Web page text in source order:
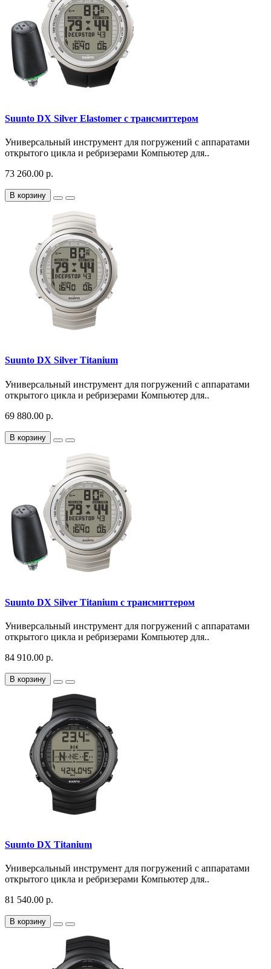
Suunto DX Silver Elastomer с трансмиттером
Универсальный инструмент для погружений с аппаратами
открытого цикла и ребризерами Компьютер для..
73 260.00 р.
В корзину
Suunto DX Silver Titanium
Универсальный инструмент для погружений с аппаратами
открытого цикла и ребризерами Компьютер для..
69 880.00 р.
В корзину
Suunto DX Silver Titanium с трансмиттером
Универсальный инструмент для погружений с аппаратами
открытого цикла и ребризерами Компьютер для..
84 910.00 р.
В корзину
Suunto DX Titanium
Универсальный инструмент для погружений с аппаратами
открытого цикла и ребризерами Компьютер для..
81 540.00 р.
В корзину